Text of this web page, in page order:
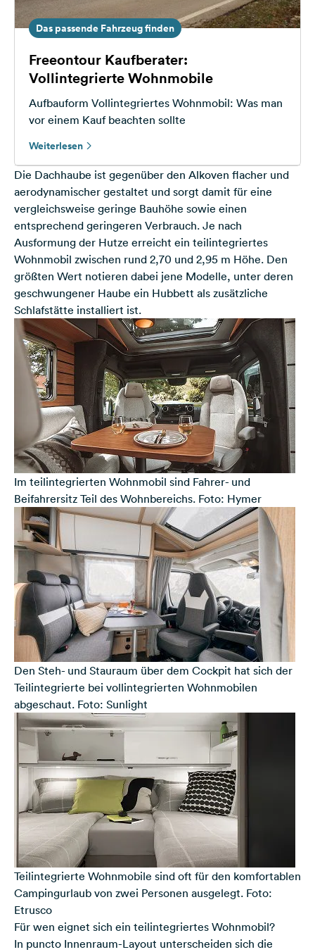
Das passende Fahrzeug finden
Freeontour Kaufberater:
Vollintegrierte Wohnmobile
Aufbauform Vollintegriertes Wohnmobil: Was man
vor einem Kauf beachten sollte
Weiterlesen
Die Dachhaube ist gegenüber den Alkoven flacher und
aerodynamischer gestaltet und sorgt damit für eine
vergleichsweise geringe Bauhöhe sowie einen
entsprechend geringeren Verbrauch. Je nach
Ausformung der Hutze erreicht ein teilintegriertes
Wohnmobil zwischen rund 2,70 und 2,95 m Höhe. Den
größten Wert notieren dabei jene Modelle, unter deren
geschwungener Haube ein Hubbett als zusätzliche
Schlafstätte installiert ist.
Im teilintegrierten Wohnmobil sind Fahrer- und
Beifahrersitz Teil des Wohnbereichs. Foto: Hymer
Den Steh- und Stauraum über dem Cockpit hat sich der
Teilintegrierte bei vollintegrierten Wohnmobilen
abgeschaut. Foto: Sunlight
Teilintegrierte Wohnmobile sind oft für den komfortablen
Campingurlaub von zwei Personen ausgelegt. Foto:
Etrusco
Für wen eignet sich ein teilintegriertes Wohnmobil?
In puncto Innenraum-Layout unterscheiden sich die